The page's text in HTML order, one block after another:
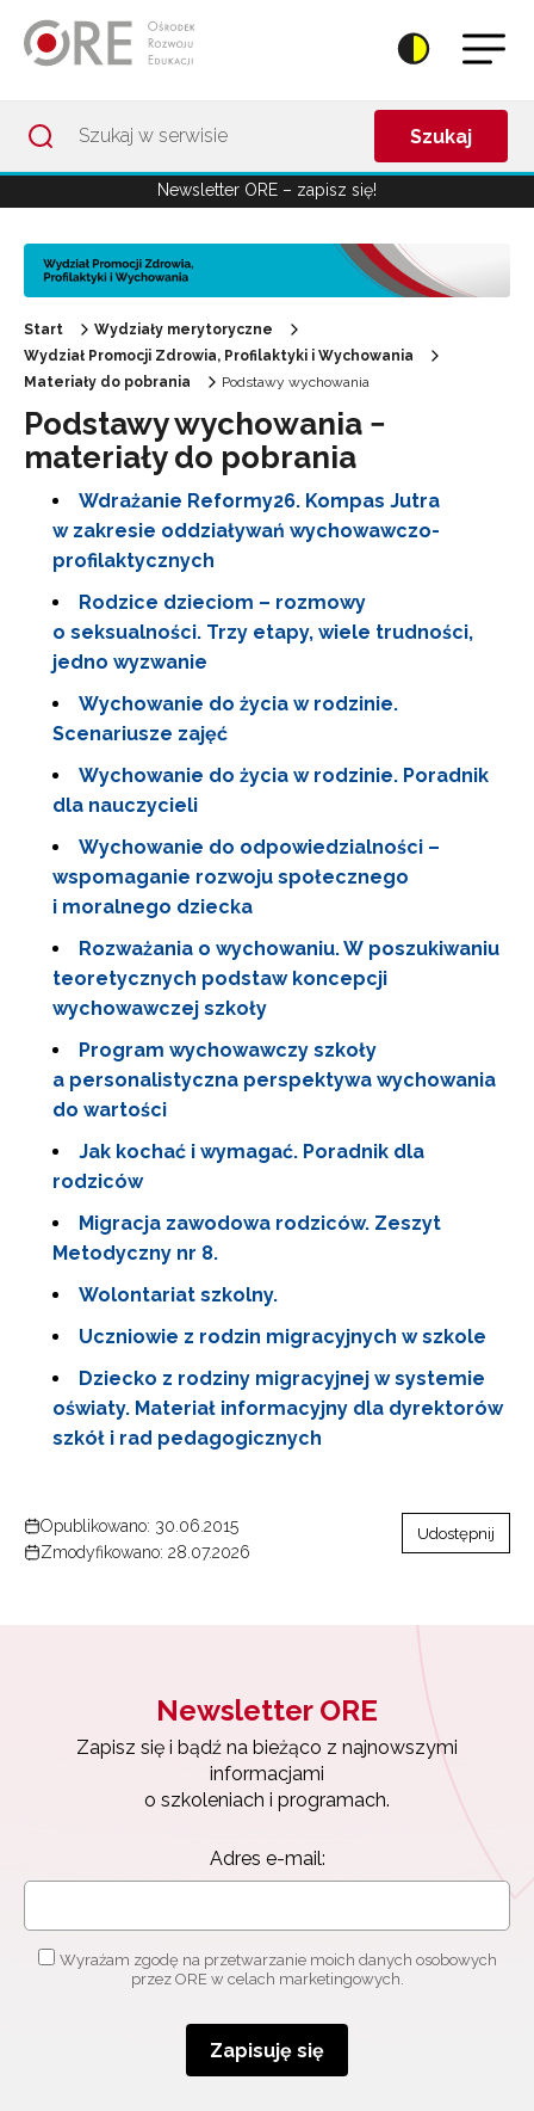
Szukaj
Newsletter ORE – zapisz się!
Start
Wydziały merytoryczne
Wydział Promocji Zdrowia, Profilaktyki i Wychowania
Materiały do pobrania
Podstawy wychowania
Podstawy wychowania −
materiały do pobrania
Wdrażanie Reformy26. Kompas Jutra
w zakresie oddziaływań wychowawczo-
profilaktycznych
Rodzice dzieciom – rozmowy
o seksualności. Trzy etapy, wiele trudności,
jedno wyzwanie
Wychowanie do życia w rodzinie.
Scenariusze zajęć
Wychowanie do życia w rodzinie. Poradnik
dla nauczycieli
Wychowanie do odpowiedzialności –
wspomaganie rozwoju społecznego
i moralnego dziecka
Rozważania o wychowaniu. W poszukiwaniu
teoretycznych podstaw koncepcji
wychowawczej szkoły
Program wychowawczy szkoły
a personalistyczna perspektywa wychowania
do wartości
Jak kochać i wymagać. Poradnik dla
rodziców
Migracja zawodowa rodziców. Zeszyt
Metodyczny nr 8.
Wolontariat szkolny.
Uczniowie z rodzin migracyjnych w szkole
Dziecko z rodziny migracyjnej w systemie
oświaty. Materiał informacyjny dla dyrektorów
szkół i rad pedagogicznych
Opublikowano: 30.06.2015
Zmodyfikowano: 28.07.2026
Udostępnij
Newsletter ORE
Zapisz się i bądź na bieżąco z najnowszymi
informacjami
o szkoleniach i programach.
Adres e-mail:
Wyrażam zgodę na przetwarzanie moich danych osobowych
przez ORE w celach marketingowych.
Zapisuję się
Newsletter ORE
Zapisz się i bądź na bieżąco z najnowszymi
informacjami